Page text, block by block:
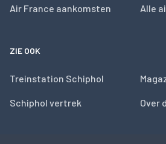
Air France aankomsten Alle
ZIE OOK
Treinstation Schiphol
Schiphol vertrek Over